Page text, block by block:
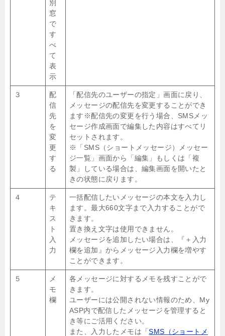
別
窓
で
す
べ
て
表
示
３
配
信
先
を
変
更
す
る
「配信先のユーザーの指定」画面に戻り、
メッセージの配信先を変更することができ
ます※配信先の変更を行う場合、SMSメッ
セージ作成画面で編集した内容はすべてリ
セットされます。
※「SMS（ショートメッセージ）メッセー
ジ一覧」画面から「編集」もしくは「複
製」している場合は、編集画面を開いたと
きの状態に戻ります。
４
テ
キ
ス
ト
入
力
一括配信したいメッセージの本文を入力し
ます。最大660文字まで入力することがで
きます。
置き換え文字は使用できません。
メッセージを追加したい場合は、『＋入力
欄を追加』からメッセージ入力欄を増やす
ことができます。
５
メ
モ
欄
各メッセージに対するメモを残すことがで
きます。
ユーザーには公開されない情報のため、My
ASP内で配信したメッセージを管理すると
き等にご活用ください。
また、入力したメモは「SMS（ショートメ